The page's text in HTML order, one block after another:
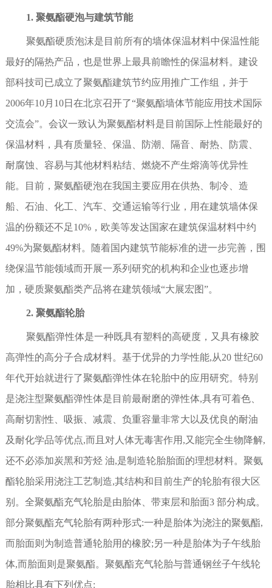
1. 聚氨酯硬泡与建筑节能
聚氨酯硬质泡沫是目前所有的墙体保温材料中保温性能
最好的隔热产品，也是世界上最具前瞻性的保温材料。建设
部科技司已成立了聚氨酯建筑节约应用推广工作组，并于
2006年10月10日在北京召开了“聚氨酯墙体节能应用技术国际
交流会”。会议一致认为聚氨酯材料是目前国际上性能最好的
保温材料，具有质量轻、保温、防潮、隔音、耐热、防震、
耐腐蚀、容易与其他材料粘结、燃烧不产生熔滴等优异性
能。目前，聚氨酯硬泡在我国主要应用在供热、制冷、造
船、石油、化工、汽车、交通运输等行业，用在建筑墙体保
温的份额还不足10%，欧美等发达国家在建筑保温材料中约
49%为聚氨酯材料。随着国内建筑节能标准的进一步完善，围
绕保温节能领域而开展一系列研究的机构和企业也逐步增
加，硬质聚氨酯类产品将在建筑领域“大展宏图”。
2. 聚氨酯轮胎
聚氨酯弹性体是一种既具有塑料的高硬度，又具有橡胶
高弹性的高分子合成材料。基于优异的力学性能,从20 世纪60
年代开始就进行了聚氨酯弹性体在轮胎中的应用研究。特别
是浇注型聚氨酯弹性体是目前最耐磨的弹性体,具有可着色、
高耐切割性、吸振、减震、负重容量非常大以及优良的耐油
及耐化学品等优点,而且对人体无毒害作用,又能完全生物降解,
还不必添加炭黑和芳烃 油,是制造轮胎胎面的理想材料。聚氨
酯轮胎采用浇注工艺制造,其结构和目前生产的轮胎有很大区
别。全聚氨酯充气轮胎是由胎体、带束层和胎面3 部分构成。
部分聚氨酯充气轮胎有两种形式:一种是胎体为浇注的聚氨酯,
而胎面则为制造普通轮胎用的橡胶;另一种是胎体为子午线胎
体,而胎面则是聚氨酯。聚氨酯充气轮胎与普通钢丝子午线轮
胎相比具有下列优点: